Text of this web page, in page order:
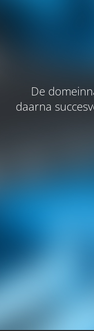
De
daarna